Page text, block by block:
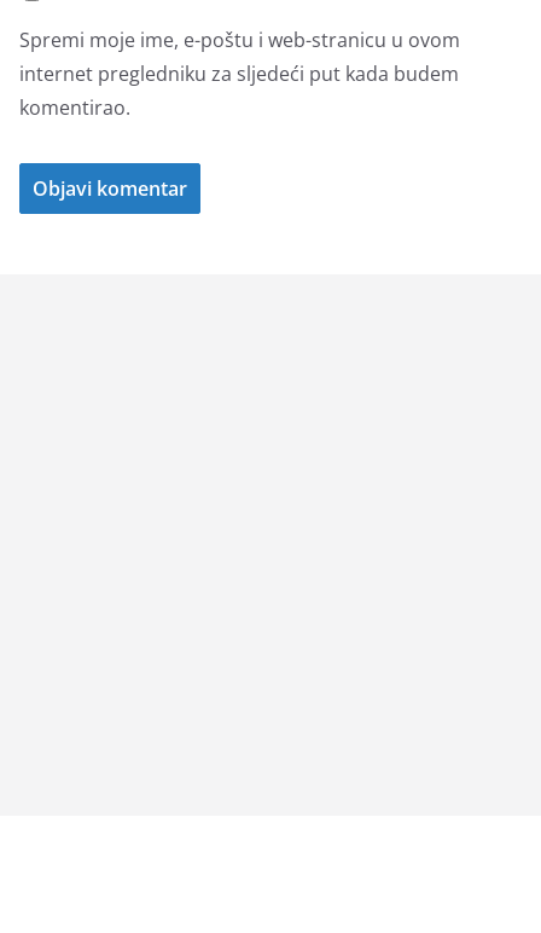
Spremi moje ime, e-poštu i web-stranicu u ovom
internet pregledniku za sljedeći put kada budem
komentirao.